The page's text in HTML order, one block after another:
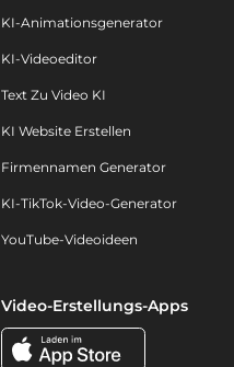
KI-Animationsgenerator
KI-Videoeditor
Text Zu Video KI
KI Website Erstellen
Firmennamen Generator
KI-TikTok-Video-Generator
YouTube-Videoideen
Video-Erstellungs-Apps